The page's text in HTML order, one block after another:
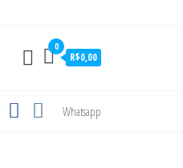
0
R$0,00
Whatsapp